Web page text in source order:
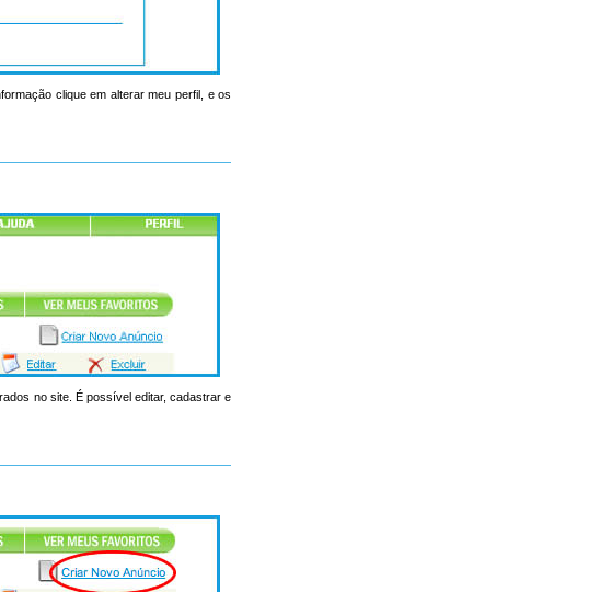
clique em alterar meu perfil, e os
no site. É possível editar, cadastrar e